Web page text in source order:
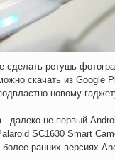
Китайская компания
сделать ретушь
скачать из Google
новому
далеко не первый
SC1630 Smart
ранних версиях